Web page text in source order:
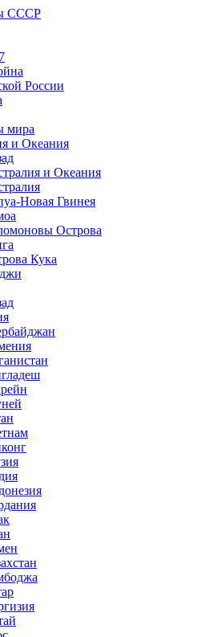
СССР
России
мира
и Океания
и Океания
Новая Гвинея
Острова
Кука